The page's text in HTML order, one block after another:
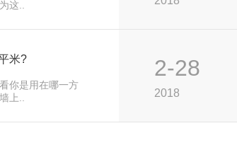
这..
米?
你是用在哪一方
上..
2-28
2018